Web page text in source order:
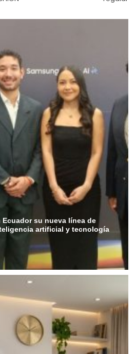
su nueva línea de
artificial y tecnología